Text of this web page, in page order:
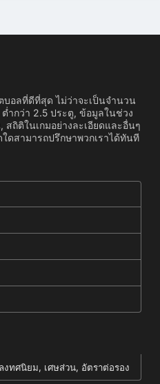
อลที่ดีที่สุด ไม่ว่าจะเป็นจำนวน
ำกว่า 2.5 ประตู, ข้อมูลในช่วง
ถิติในเกมอย่างละเอียดและอื่นๆ
ดสามารถปรึกษาพวกเราได้ทันที
ทศนิยม, เศษส่วน, อัตราต่อรอง